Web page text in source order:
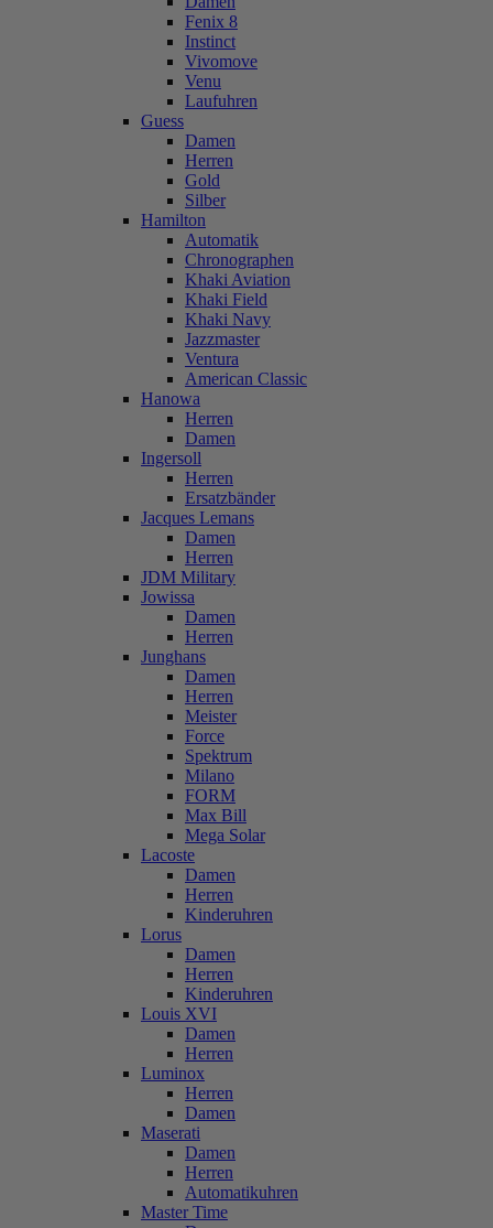
Fenix 8
Instinct
Vivomove
Venu
Laufuhren
Guess
Damen
Herren
Gold
Silber
Hamilton
Automatik
Chronographen
Khaki Aviation
Khaki Field
Khaki Navy
Jazzmaster
Ventura
American Classic
Hanowa
Herren
Damen
Ingersoll
Herren
Ersatzbänder
Jacques Lemans
Damen
Herren
JDM Military
Jowissa
Damen
Herren
Junghans
Damen
Herren
Meister
Force
Spektrum
Milano
FORM
Max Bill
Mega Solar
Lacoste
Damen
Herren
Kinderuhren
Lorus
Damen
Herren
Kinderuhren
Louis XVI
Damen
Herren
Luminox
Herren
Damen
Maserati
Damen
Herren
Automatikuhren
Master Time